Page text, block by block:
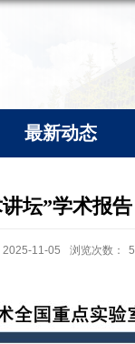
最新动态
坛”学术报
2025-11-05 浏览次数：